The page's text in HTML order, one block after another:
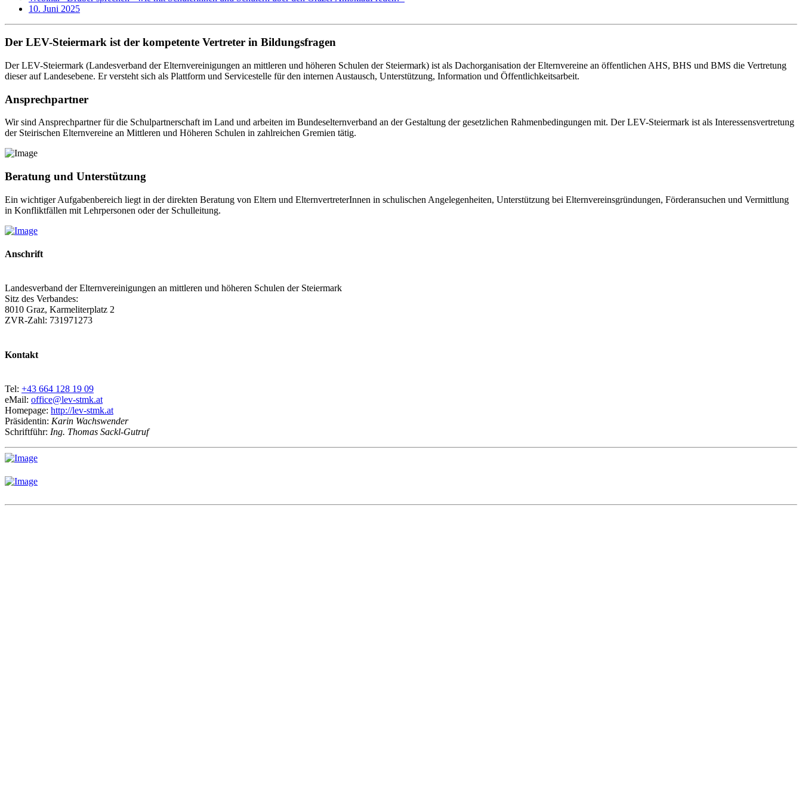
10. Juni 2025
Der LEV-Steiermark ist der kompetente Vertreter in Bildungsfragen
Der LEV-Steiermark (Landesverband der Elternvereinigungen an mittleren und höheren Schulen der Steiermark) ist als Dachorganisation der Elternvereine an öffentlichen AHS, BHS und BMS die Vertretung
dieser auf Landesebene. Er versteht sich als Plattform und Servicestelle für den internen Austausch, Unterstützung, Information und Öffentlichkeitsarbeit.
Ansprechpartner
Wir sind Ansprechpartner für die Schulpartnerschaft im Land und arbeiten im Bundeselternverband an der Gestaltung der gesetzlichen Rahmenbedingungen mit. Der LEV-Steiermark ist als Interessensvertretung
der Steirischen Elternvereine an Mittleren und Höheren Schulen in zahlreichen Gremien tätig.
Beratung und Unterstützung
Ein wichtiger Aufgabenbereich liegt in der direkten Beratung von Eltern und ElternvertreterInnen in schulischen Angelegenheiten, Unterstützung bei Elternvereinsgründungen, Förderansuchen und Vermittlung
in Konfliktfällen mit Lehrpersonen oder der Schulleitung.
Anschrift
Landesverband der Elternvereinigungen an mittleren und höheren Schulen der Steiermark
Sitz des Verbandes:
8010 Graz, Karmeliterplatz 2
ZVR-Zahl: 731971273
Kontakt
Tel: +43 664 128 19 09
eMail: office@lev-stmk.at
Homepage: http://lev-stmk.at
Präsidentin: Karin Wachswender
Schriftführ: Ing. Thomas Sackl-Gutruf